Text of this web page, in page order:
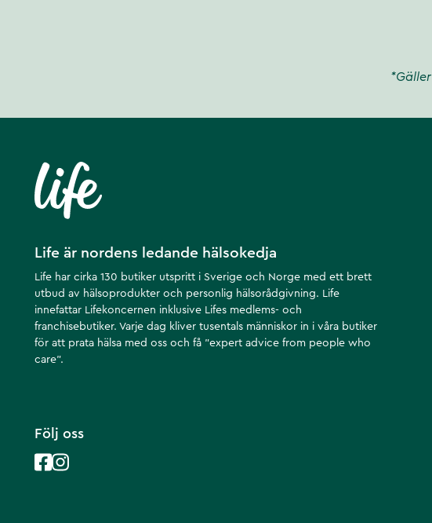
Life är nordens ledande hälsokedja
Life har cirka 130 butiker utspritt i Sverige och Norge med ett brett
utbud av hälsoprodukter och personlig hälsorådgivning. Life
innefattar Lifekoncernen inklusive Lifes medlems- och
franchisebutiker. Varje dag kliver tusentals människor in i våra butiker
för att prata hälsa med oss och få ”expert advice from people who
care”.
Följ oss